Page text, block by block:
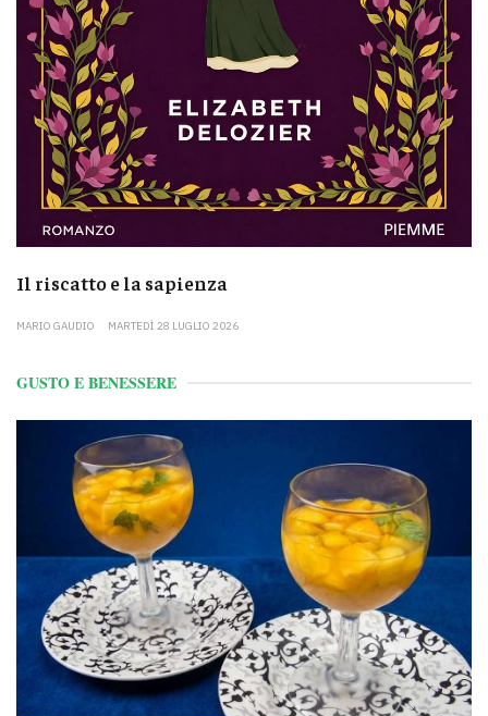
Il riscatto e la sapienza
MARIO GAUDIO MARTEDÌ 28 LUGLIO 2026
GUSTO E BENESSERE